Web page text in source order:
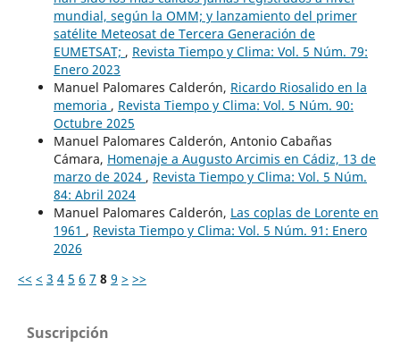
mundial, según la OMM; y lanzamiento del primer
satélite Meteosat de Tercera Generación de
EUMETSAT; , Revista Tiempo y Clima: Vol. 5 Núm. 79:
Enero 2023
Manuel Palomares Calderón, Ricardo Riosalido en la
memoria , Revista Tiempo y Clima: Vol. 5 Núm. 90:
Octubre 2025
Manuel Palomares Calderón, Antonio Cabañas
Cámara, Homenaje a Augusto Arcimis en Cádiz, 13 de
marzo de 2024 , Revista Tiempo y Clima: Vol. 5 Núm.
84: Abril 2024
Manuel Palomares Calderón, Las coplas de Lorente en
1961 , Revista Tiempo y Clima: Vol. 5 Núm. 91: Enero
2026
<< < 3 4 5 6 7 8 9 > >>
Suscripción